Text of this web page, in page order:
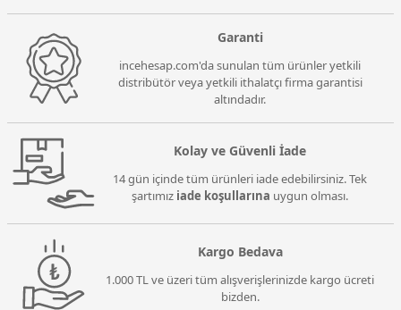
Garanti
incehesap.com'da sunulan tüm ürünler yetkili
distribütör veya yetkili ithalatçı firma garantisi
altındadır.
Kolay ve Güvenli İade
14 gün içinde tüm ürünleri iade edebilirsiniz. Tek
şartımız iade koşullarına uygun olması.
Kargo Bedava
1.000 TL ve üzeri tüm alışverişlerinizde kargo ücreti
bizden.